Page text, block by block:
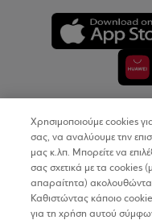
Προσωπικά
Χρησιμοποιούμε cookies
σας, να αναλύουμε την
μας κ.λπ. Μπορείτε να
σας σχετικά με τα cookies
απαραίτητα)
Καθιστώντας κάποιο
για τη χρήση αυτού